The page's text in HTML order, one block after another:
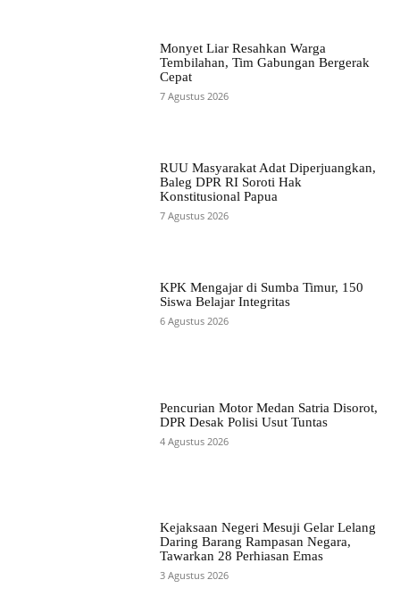
Monyet Liar Resahkan Warga
Tembilahan, Tim Gabungan Bergerak
Cepat
7 Agustus 2026
RUU Masyarakat Adat Diperjuangkan,
Baleg DPR RI Soroti Hak
Konstitusional Papua
7 Agustus 2026
KPK Mengajar di Sumba Timur, 150
Siswa Belajar Integritas
6 Agustus 2026
Pencurian Motor Medan Satria Disorot,
DPR Desak Polisi Usut Tuntas
4 Agustus 2026
Kejaksaan Negeri Mesuji Gelar Lelang
Daring Barang Rampasan Negara,
Tawarkan 28 Perhiasan Emas
3 Agustus 2026